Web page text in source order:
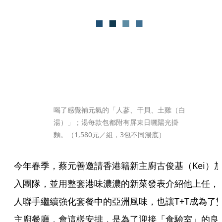
喝了感覺補元氣的「人蔘、干貝、土雞（白
湯）」；湯每款包都附有屏東日曬陽光掛
麵。（1,580元／組，3包不同湯底）
今年春季，蔡元善邀請香港籍新主廚古俊基（Kei）
入團隊，並用整套港味濃濃的新菜發表介紹他上任，
人聯手繼續強化套餐中的亞洲風味，也讓T+T成為了
主廚餐廳，會這樣安排，是為了迎接「食驗室」的良